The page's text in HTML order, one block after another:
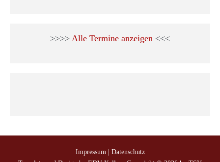
>>>> Alle Termine anzeigen <<<
Impressum
Datenschutz